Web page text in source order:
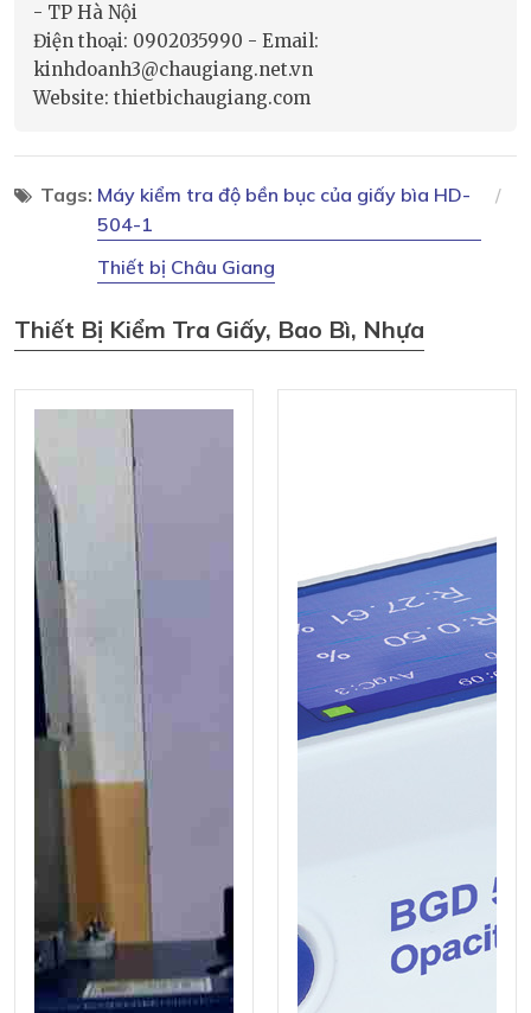
- TP Hà Nội
Điện thoại: 0902035990 - Email:
kinhdoanh3@chaugiang.net.vn
Website: thietbichaugiang.com
Tags: Máy kiểm tra độ bền bục của giấy bìa HD-
504-1
Thiết bị Châu Giang
Thiết Bị Kiểm Tra Giấy, Bao Bì, Nhựa